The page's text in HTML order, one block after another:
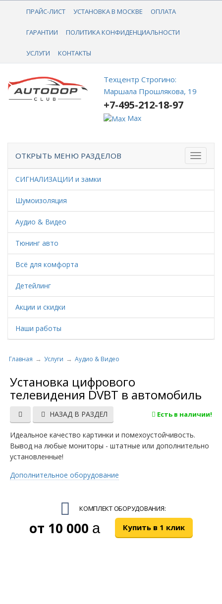
+7-495-212-18-97
ПРАЙС-ЛИСТ УСТАНОВКА В МОСКВЕ ОПЛАТА
ГАРАНТИИ ПОЛИТИКА КОНФИДЕНЦИАЛЬНОСТИ
УСЛУГИ КОНТАКТЫ
Техцентр Строгино:
Маршала Прошлякова, 19
+7-495-212-18-97
Max
ОТКРЫТЬ МЕНЮ РАЗДЕЛОВ
СИГНАЛИЗАЦИИ и замки
Шумоизоляция
Аудио & Видео
Тюнинг авто
Всё для комфорта
Детейлинг
Акции и скидки
Наши работы
Главная Услуги Аудио & Видео
Установка цифрового
телевидения DVBT в автомобиль
НАЗАД В РАЗДЕЛ Есть в наличии!
Идеальное качество картинки и помехоустойчивость.
Вывод на любые мониторы - штатные или дополнительно
установленные!
Дополнительное оборудование
КОМПЛЕКТ ОБОРУДОВАНИЯ:
10 000 руб.Купить в 1 клик